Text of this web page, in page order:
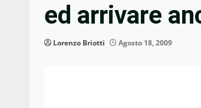
ed arrivare
Lorenzo Briotti Agosto 18, 2009